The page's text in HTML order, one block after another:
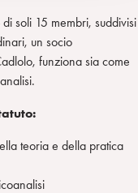
soli 15 membri, suddivisi
un socio
funziona sia come
teoria e della pratica